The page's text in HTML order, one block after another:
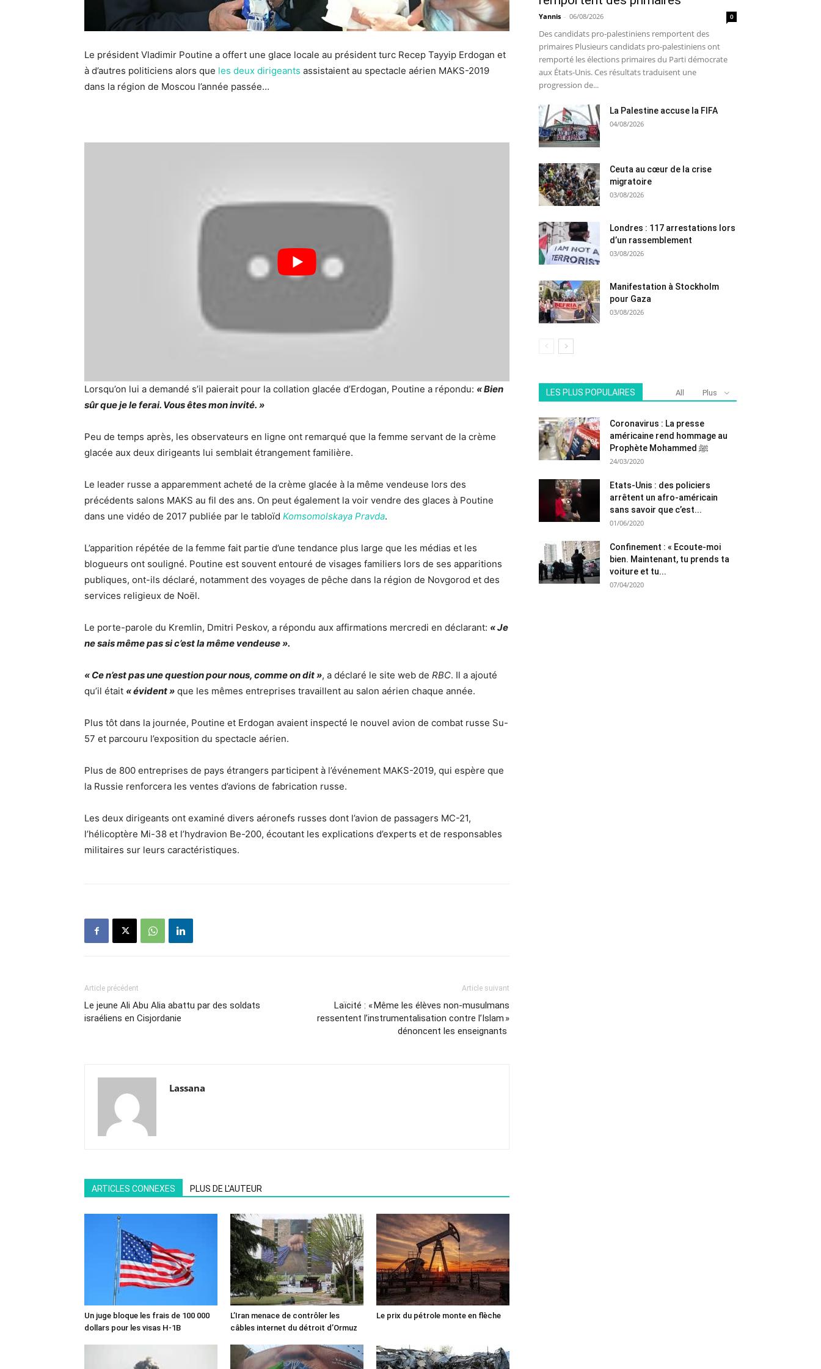
Le président Vladimir Poutine a offert une glace locale au président turc Recep Tayyip Erdogan et
à d’autres politiciens alors que les deux dirigeants assistaient au spectacle aérien MAKS-2019
dans la région de Moscou l’année passée…
Lorsqu’on lui a demandé s’il paierait pour la collation glacée d’Erdogan, Poutine a répondu: « Bien
sûr que je le ferai. Vous êtes mon invité. »
Peu de temps après, les observateurs en ligne ont remarqué que la femme servant de la crème
glacée aux deux dirigeants lui semblait étrangement familière.
Le leader russe a apparemment acheté de la crème glacée à la même vendeuse lors des
précédents salons MAKS au fil des ans. On peut également la voir vendre des glaces à Poutine
dans une vidéo de 2017 publiée par le tabloïd Komsomolskaya Pravda.
L’apparition répétée de la femme fait partie d’une tendance plus large que les médias et les
blogueurs ont souligné. Poutine est souvent entouré de visages familiers lors de ses apparitions
publiques, ont-ils déclaré, notamment des voyages de pêche dans la région de Novgorod et des
services religieux de Noël.
Le porte-parole du Kremlin, Dmitri Peskov, a répondu aux affirmations mercredi en déclarant: « Je
ne sais même pas si c’est la même vendeuse ».
« Ce n’est pas une question pour nous, comme on dit », a déclaré le site web de RBC. Il a ajouté
qu’il était « évident » que les mêmes entreprises travaillent au salon aérien chaque année.
Plus tôt dans la journée, Poutine et Erdogan avaient inspecté le nouvel avion de combat russe Su-
57 et parcouru l’exposition du spectacle aérien.
Plus de 800 entreprises de pays étrangers participent à l’événement MAKS-2019, qui espère que
la Russie renforcera les ventes d’avions de fabrication russe.
Les deux dirigeants ont examiné divers aéronefs russes dont l’avion de passagers MC-21,
l’hélicoptère Mi-38 et l’hydravion Be-200, écoutant les explications d’experts et de responsables
militaires sur leurs caractéristiques.
Article précédent
Le jeune Ali Abu Alia abattu par des soldats
israéliens en Cisjordanie
Article suivant
Laïcité : « Même les élèves non-musulmans
ressentent l’instrumentalisation contre l’Islam »
dénoncent les enseignants
Lassana
ARTICLES CONNEXES PLUS DE L'AUTEUR
Un juge bloque les frais de 100 000
dollars pour les visas H-1B
L’Iran menace de contrôler les
câbles internet du détroit d’Ormuz
Le prix du pétrole monte en flèche
Yannis - 06/08/2026 0
Des candidats pro-palestiniens remportent des
primaires Plusieurs candidats pro-palestiniens ont
remporté les élections primaires du Parti démocrate
aux États-Unis. Ces résultats traduisent une
progression de...
La Palestine accuse la FIFA
04/08/2026
Ceuta au cœur de la crise
migratoire
03/08/2026
Londres : 117 arrestations lors
d’un rassemblement
03/08/2026
Manifestation à Stockholm
pour Gaza
03/08/2026
LES PLUS POPULAIRES All Plus
Coronavirus : La presse
américaine rend hommage au
Prophète Mohammed ﷺ
24/03/2020
Etats-Unis : des policiers
arrêtent un afro-américain
sans savoir que c’est...
01/06/2020
Confinement : « Ecoute-moi
bien. Maintenant, tu prends ta
voiture et tu...
07/04/2020